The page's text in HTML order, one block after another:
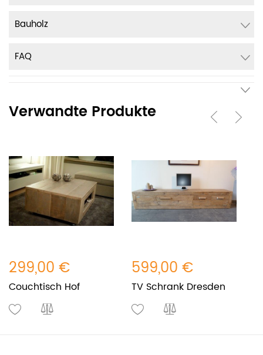
Bauholz
FAQ
Verwandte Produkte
299,00 €
Couchtisch Hof
599,00 €
TV Schrank Dresden